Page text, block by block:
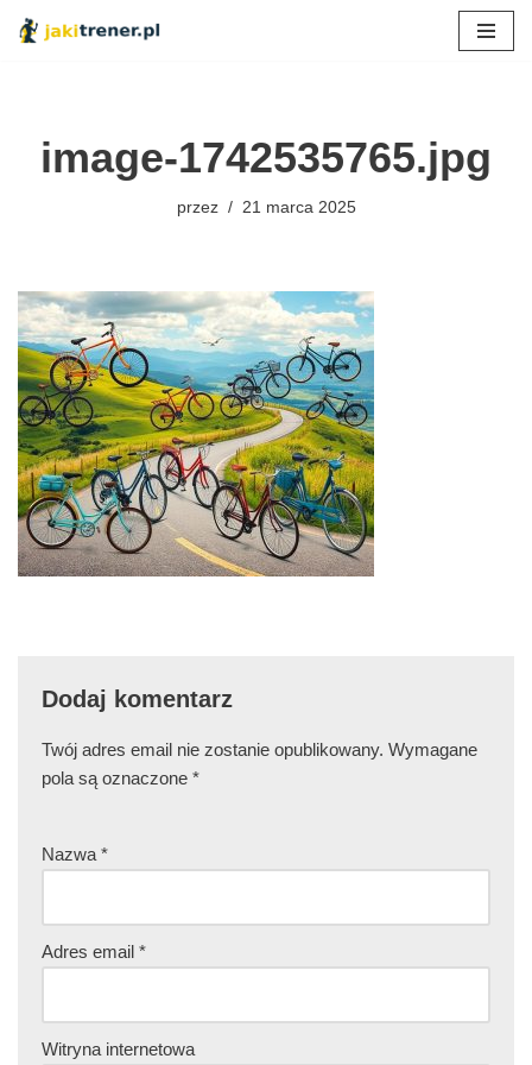
image-1742535765.jpg
przez 21 marca 2025
Dodaj komentarz
Twój adres email nie zostanie opublikowany. Wymagane
pola są oznaczone *
Nazwa *
Adres email *
Witryna internetowa